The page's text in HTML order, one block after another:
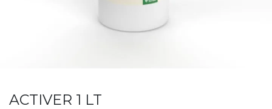
ACTIVER 1 LT